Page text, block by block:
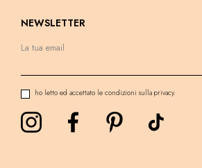
NEWSLETTER
ho letto ed accettato le condizioni sulla privacy.